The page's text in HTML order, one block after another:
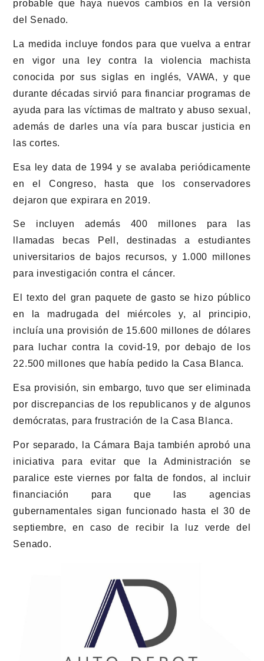
probable que haya nuevos cambios en la versión
del Senado.
La medida incluye fondos para que vuelva a entrar
en vigor una ley contra la violencia machista
conocida por sus siglas en inglés, VAWA, y que
durante décadas sirvió para financiar programas de
ayuda para las víctimas de maltrato y abuso sexual,
además de darles una vía para buscar justicia en
las cortes.
Esa ley data de 1994 y se avalaba periódicamente
en el Congreso, hasta que los conservadores
dejaron que expirara en 2019.
Se incluyen además 400 millones para las
llamadas becas Pell, destinadas a estudiantes
universitarios de bajos recursos, y 1.000 millones
para investigación contra el cáncer.
El texto del gran paquete de gasto se hizo público
en la madrugada del miércoles y, al principio,
incluía una provisión de 15.600 millones de dólares
para luchar contra la covid-19, por debajo de los
22.500 millones que había pedido la Casa Blanca.
Esa provisión, sin embargo, tuvo que ser eliminada
por discrepancias de los republicanos y de algunos
demócratas, para frustración de la Casa Blanca.
Por separado, la Cámara Baja también aprobó una
iniciativa para evitar que la Administración se
paralice este viernes por falta de fondos, al incluir
financiación para que las agencias
gubernamentales sigan funcionado hasta el 30 de
septiembre, en caso de recibir la luz verde del
Senado.